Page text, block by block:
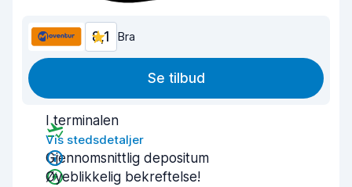
8,1 Bra
Se tilbud
I terminalen
Vis stedsdetaljer
Gjennomsnittlig depositum
Øyeblikkelig bekreftelse!